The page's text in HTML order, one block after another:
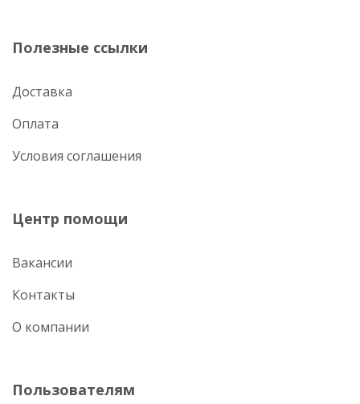
Полезные ссылки
Доставка
Оплата
Условия соглашения
Центр помощи
Вакансии
Контакты
О компании
Пользователям